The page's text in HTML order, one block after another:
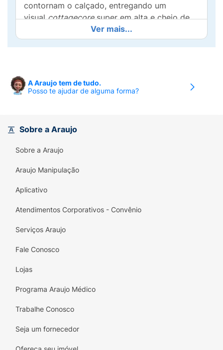
contornam o calçado, entregando um
visualcottagecoresuper em alta e cheio de
Além de encantar pelos olhos, a linha Day da
(característico da marca), a sandália
proporciona um calce extremamente macio,
encaixe seguro e confortável, enquanto o
solado com frisos antiderrapantes oferece a
estabilidade necessária para você caminhar
com confiança e leveza, seja dentro de casa
super fofa de cerejas e flores que
delicado ao visual.
Conforto Ipanema:
material flexível e leve, garantindo pisadas
dia.
Versatilidade de Cores:
Ver mais...
A Araujo tem de tudo.
Posso te ajudar de alguma forma?
Sobre a Araujo
Sobre a Araujo
Araujo Manipulação
Aplicativo
Atendimentos Corporativos - Convênio
Serviços Araujo
Fale Conosco
Lojas
Programa Araujo Médico
Trabalhe Conosco
Seja um fornecedor